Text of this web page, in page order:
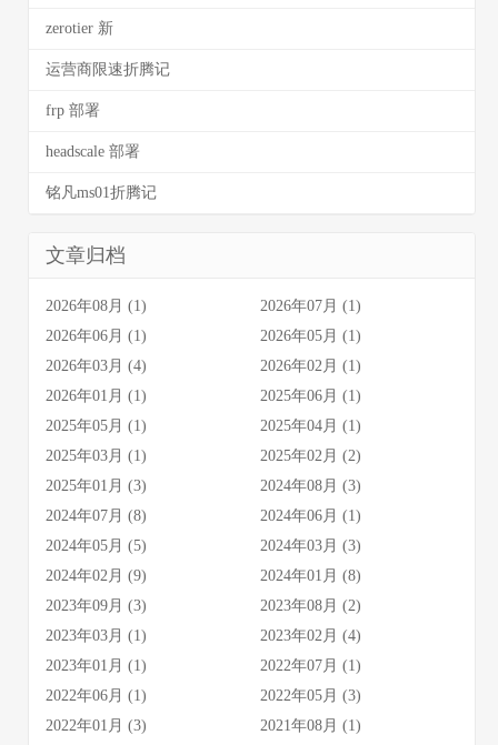
zerotier 新
运营商限速折腾记
frp 部署
headscale 部署
铭凡ms01折腾记
文章归档
2026年08月 (1)
2026年07月 (1)
2026年06月 (1)
2026年05月 (1)
2026年03月 (4)
2026年02月 (1)
2026年01月 (1)
2025年06月 (1)
2025年05月 (1)
2025年04月 (1)
2025年03月 (1)
2025年02月 (2)
2025年01月 (3)
2024年08月 (3)
2024年07月 (8)
2024年06月 (1)
2024年05月 (5)
2024年03月 (3)
2024年02月 (9)
2024年01月 (8)
2023年09月 (3)
2023年08月 (2)
2023年03月 (1)
2023年02月 (4)
2023年01月 (1)
2022年07月 (1)
2022年06月 (1)
2022年05月 (3)
2022年01月 (3)
2021年08月 (1)